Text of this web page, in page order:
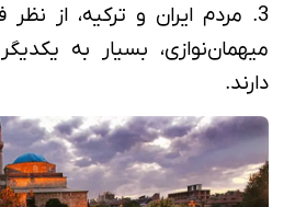
3. مردم ایران و ترکیه، از نظر
میهمان‌نوازی، بسیار به
دارند.